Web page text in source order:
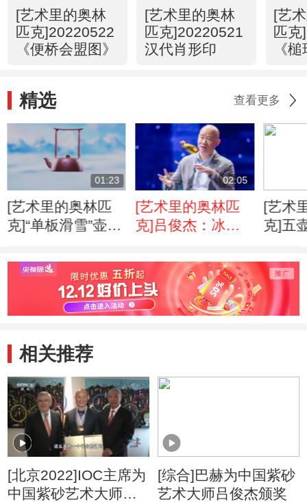
[艺术里的奥林
匹克]20220522
《便桥会盟图》
[艺术里的奥林
匹克]20220521
汉代肖形印
[艺
匹克
《
精选 查看更多
01:23
[艺术里的奥林匹
克]“单板滑雪”壶喜
02:05
[艺术里的奥林匹
克]吕俊杰：冰雪
合
[艺术
克]五
相关推荐
[北京2022]IOC主席为
中国紫砂艺术大师吕
[综合]巴赫为中国紫砂
艺术大师吕俊杰颁奖